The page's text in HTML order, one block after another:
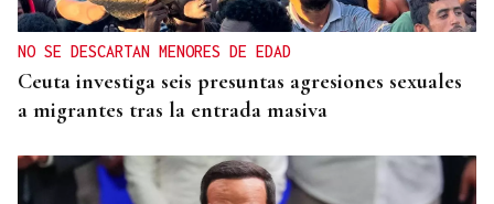
NO SE DESCARTAN MENORES DE EDAD
Ceuta investiga seis presuntas agresiones sexuales
a migrantes tras la entrada masiva